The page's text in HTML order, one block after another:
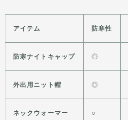
アイテム 防寒性
防寒ナイトキャップ ◎
外出用ニット帽 ◎
ネックウォーマー ○